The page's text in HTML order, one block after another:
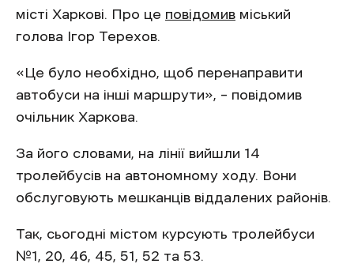
місті Харкові. Про це повідомив міський
голова Ігор Терехов.
«Це було необхідно, щоб перенаправити
автобуси на інші маршрути», – повідомив
очільник Харкова.
За його словами, на лінії вийшли 14
тролейбусів на автономному ходу. Вони
обслуговують мешканців віддалених районів.
Так, сьогодні містом курсують тролейбуси
№1, 20, 46, 45, 51, 52 та 53.